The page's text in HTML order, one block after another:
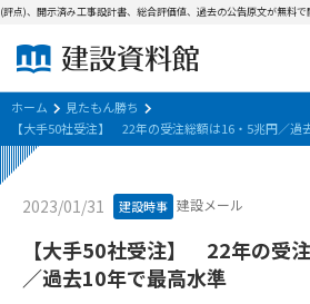
建設資料館とは
東京都の入札資料
国土交通省の入札資料
見たもん勝ち
)、開示済み工事設計書、総合評価値、過去の公告原文が無料で閲
ホーム
見たもん勝ち
【大手50社受注】 22年の受注総額は16・5兆円／過
2023/01/31 建設時事 建設メール
【大手50社受注】 22年の受
／過去10年で最高水準
第1条（規約の目的）